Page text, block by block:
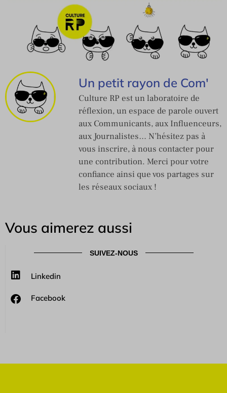
Un petit rayon de Com'
Culture RP est un laboratoire de
réflexion, un espace de parole ouvert
aux Communicants, aux Influenceurs,
aux Journalistes… N’hésitez pas à
vous inscrire, à nous contacter pour
une contribution. Merci pour votre
confiance ainsi que vos partages sur
les réseaux sociaux !
Vous aimerez aussi
SUIVEZ-NOUS
Linkedin
Facebook